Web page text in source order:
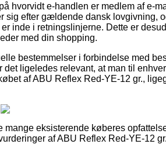
hvorvidt e-handlen er medlem af e-
sig efter gældende dansk lovgivning,
inde i retningslinjerne. Dette er
med din shopping.
bestemmelser i forbindelse med
ligeledes relevant, at man til
af ABU Reflex Red-YE-12 gr.,
eksisterende køberes
af ABU Reflex Red-YE-12